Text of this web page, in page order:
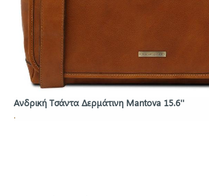
Ανδρική Τσάντα Δερμάτινη Mantova 15.6''
.